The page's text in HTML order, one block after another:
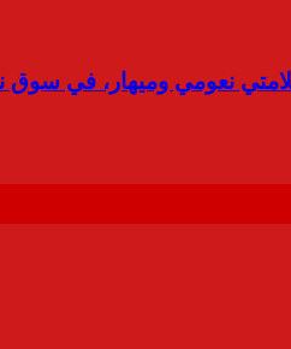
نعومي وميهار، في سوق